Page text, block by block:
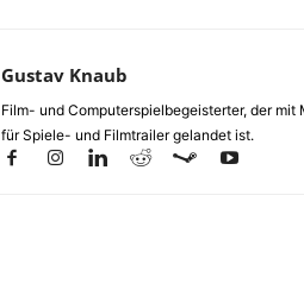
Gustav Knaub
Film- und Computerspielbegeisterter, der
für Spiele- und Filmtrailer gelandet ist.